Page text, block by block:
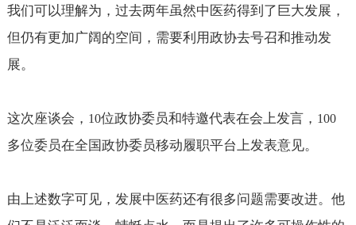
我们可以理解为，过去两年虽然中医药得到了巨大发展，
但仍有更加广阔的空间，需要利用政协去号召和推动发
展。
这次座谈会， 10位政协委员和特邀代表在会上发言， 100
多位委员在全国政协委员移动履职平台上发表意见。
由上述数字可见，发展中医药还有很多问题需要改进。他